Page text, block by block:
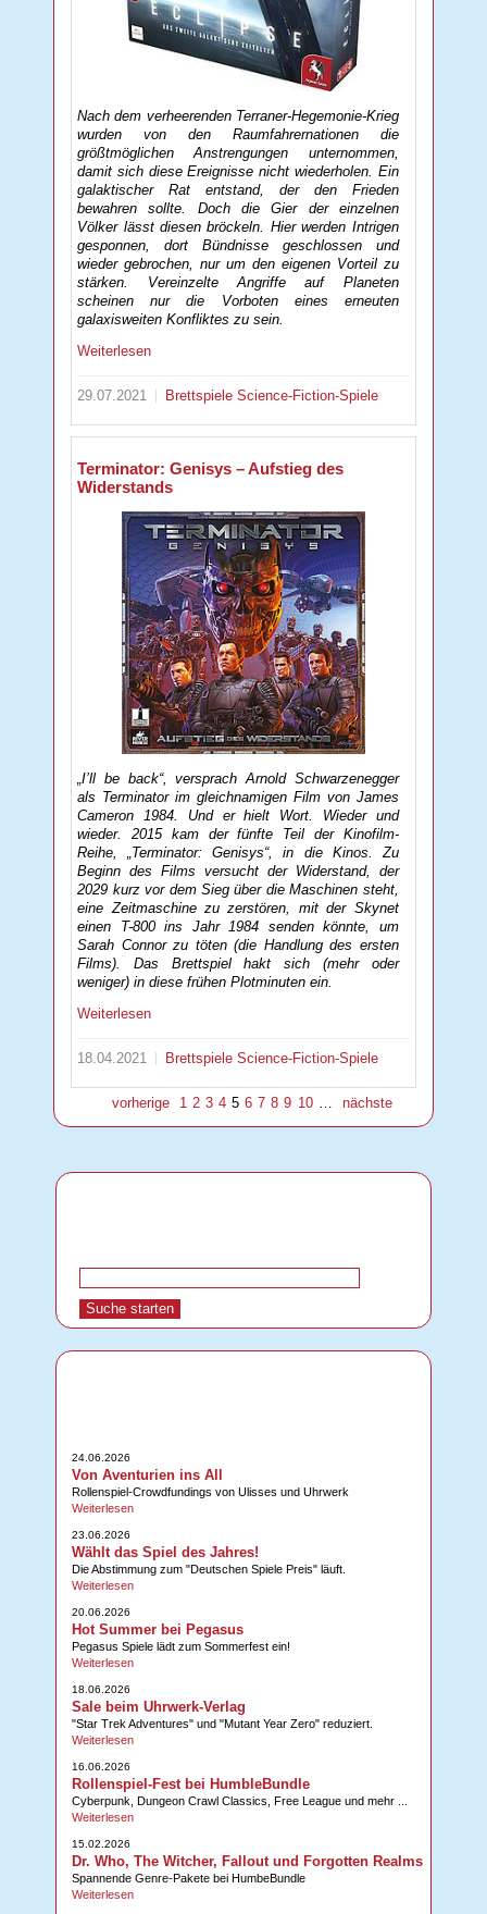
Nach dem verheerenden Terraner-Hegemonie-Krieg
wurden von den Raumfahrernationen die
größtmöglichen Anstrengungen unternommen,
damit sich diese Ereignisse nicht wiederholen. Ein
galaktischer Rat entstand, der den Frieden
bewahren sollte. Doch die Gier der einzelnen
Völker lässt diesen bröckeln. Hier werden Intrigen
gesponnen, dort Bündnisse geschlossen und
wieder gebrochen, nur um den eigenen Vorteil zu
stärken. Vereinzelte Angriffe auf Planeten
scheinen nur die Vorboten eines erneuten
galaxisweiten Konfliktes zu sein.
Weiterlesen
29.07.2021 BrettspieleScience-Fiction-Spiele
Terminator: Genisys – Aufstieg des
Widerstands
„I’ll be back“, versprach Arnold Schwarzenegger
als Terminator im gleichnamigen Film von James
Cameron 1984. Und er hielt Wort. Wieder und
wieder. 2015 kam der fünfte Teil der Kinofilm-
Reihe, „Terminator: Genisys“, in die Kinos. Zu
Beginn des Films versucht der Widerstand, der
2029 kurz vor dem Sieg über die Maschinen steht,
eine Zeitmaschine zu zerstören, mit der Skynet
einen T-800 ins Jahr 1984 senden könnte, um
Sarah Connor zu töten (die Handlung des ersten
Films). Das Brettspiel hakt sich (mehr oder
weniger) in diese frühen Plotminuten ein.
Weiterlesen
18.04.2021 BrettspieleScience-Fiction-Spiele
vorherige 1 2 3 4 5 6 7 8 9 10 nächste
24.06.2026
Von Aventurien ins All
Rollenspiel-Crowdfundings von Ulisses und Uhrwerk
Weiterlesen
23.06.2026
Wählt das Spiel des Jahres!
Die Abstimmung zum "Deutschen Spiele Preis" läuft.
Weiterlesen
20.06.2026
Hot Summer bei Pegasus
Pegasus Spiele lädt zum Sommerfest ein!
Weiterlesen
18.06.2026
Sale beim Uhrwerk-Verlag
"Star Trek Adventures" und "Mutant Year Zero" reduziert.
Weiterlesen
16.06.2026
Rollenspiel-Fest bei HumbleBundle
Cyberpunk, Dungeon Crawl Classics, Free League und mehr ...
Weiterlesen
15.02.2026
Dr. Who, The Witcher, Fallout und Forgotten Realms
Spannende Genre-Pakete bei HumbeBundle
Weiterlesen